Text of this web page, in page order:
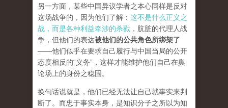
另一方面，某些中国异议学者之本心同样是反对
这场战争的，因为他们了解： 这不是什么正义之
战，而是各种利益牵涉的杀戮 ，肮脏的代理人战
争，但他们的表达被他们的公共角色所绑架了
——他们似乎在要求自己履行与中国当局的公开
态度相反的“义务”，这样才能维护他们自己在舆
论场上的身份之稳固。
换句话说就是，他们已经无法让自己就事实来判
断了。而忠于事实本身，是知识分子之所以为知